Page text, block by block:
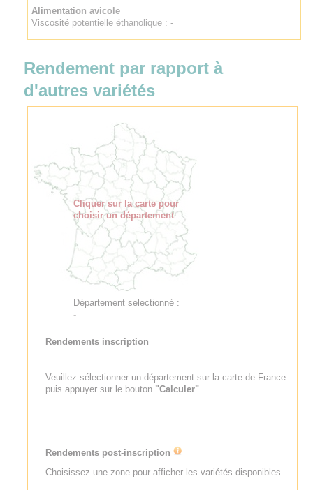
Alimentation avicole
Viscosité potentielle éthanolique : -
Rendement par rapport à
d'autres variétés
Cliquer sur la carte pour
choisir un département
Département selectionné :
-
Rendements inscription
Veuillez sélectionner un département sur la carte de France
puis appuyer sur le bouton "Calculer"
Rendements post-inscription
Choisissez une zone pour afficher les variétés disponibles